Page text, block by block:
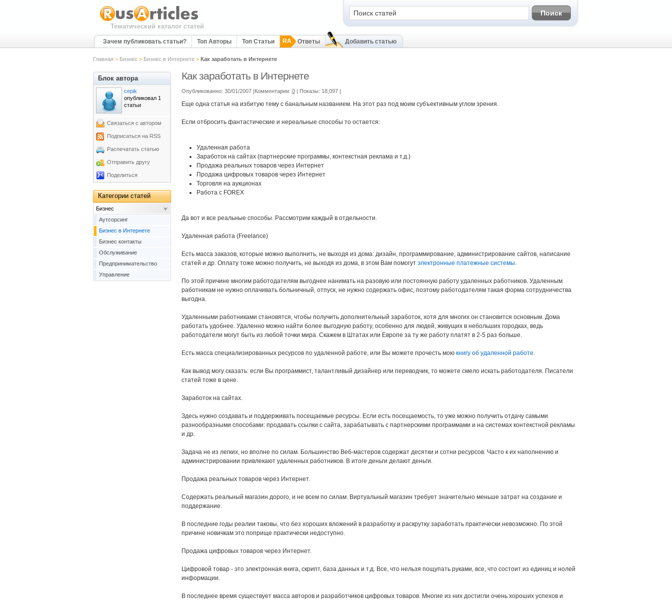
Тематический каталог статей
Зачем публиковать статьи? Топ Авторы Топ Статьи RA Ответы Добавить статью
Главная > Бизнес > Бизнес в Интернете> Как заработать в Интернете
Как заработать в Интернете
Опубликованно: 30/01/2007 |Комментарии: 0 | Показы: 18,097 |
Еще одна статья на избитую тему с банальным названием. На этот раз под моим субъективным углом зрения.
Если отбросить фантастические и нереальные способы то остается:
Удаленная работа
Заработок на сайтах (партнерские программы, контекстная реклама и т.д.)
Продажа реальных товаров через Интернет
Продажа цифровых товаров через Интернет
Торговля на аукционах
Работа с FOREX
Да вот и все реальные способы. Рассмотрим каждый в отдельности.
Удаленная работа (Freelance)
Есть масса заказов, которые можно выполнить, не выходя из дома: дизайн, программирование, администрирование сайтов, написание
статей и др. Оплату тоже можно получить, не выходя из дома, в этом Вам помогут электронные платежные системы.
По этой причине многим работодателям выгоднее нанимать на разовую или постоянную работу удаленных работников. Удаленным
работникам не нужно оплачивать больничный, отпуск, не нужно содержать офис, поэтому работодателям такая форма сотрудничества
выгодна.
Удаленными работниками становятся, чтобы получить дополнительный заработок, хотя для многих он становится основным. Дома
работать удобнее. Удаленно можно найти более выгодную работу, особенно для людей, живущих в небольших городках, ведь
работодатели могут быть из любой точки мира. Скажем в Штатах или Европе за ту же работу платят в 2-5 раз больше.
Есть масса специализированных ресурсов по удаленной работе, или Вы можете прочесть мою книгу об удаленной работе.
Как вывод могу сказать: если Вы программист, талантливый дизайнер или переводчик, то можете смело искать работодателя. Писатели
статей тоже в цене.
Заработок на сайтах.
Здесь нужно создавать и поддерживать посещаемые ресурсы. Если есть посещаемость, то уже можно получить отдачу самыми
разнообразными способами: продавать ссылки с сайта, зарабатывать с партнерскими программами и на системах контекстной рекламы
и др.
Задача не из легких, но вполне по силам. Большинство Веб-мастеров содержат десятки и сотни ресурсов. Часто к их наполнению и
администрировании привлекают удаленных работников. В итоге деньги делают деньги.
Продажа реальных товаров через Интернет.
Содержать реальный магазин дорого, и не всем по силам. Виртуальный магазин требует значительно меньше затрат на создание и
поддержание.
В последние годы реалии таковы, что без хороших вложений в разработку и раскрутку заработать практически невозможно. По этой
причине новичкам это поприще практически недоступно.
Продажа цифровых товаров через Интернет.
Цифровой товар - это электронная книга, скрипт, база данных и т.д. Все, что нельзя пощупать руками, все, что состоит из единиц и нолей
информации.
В последнее время существует масса авторов и разработчиков цифровых товаров. Многие из них достигли очень хороших успехов и
Блок автора
cepik
опубликовал 1
статьи
Связаться с автором
Подписаться на RSS
Распечатать статью
Отправить другу
Поделиться
Категории статей
Бизнес
Аутсорсинг
Бизнес в Интернете
Бизнес контакты
Обслуживание
Предпринимательство
Управление